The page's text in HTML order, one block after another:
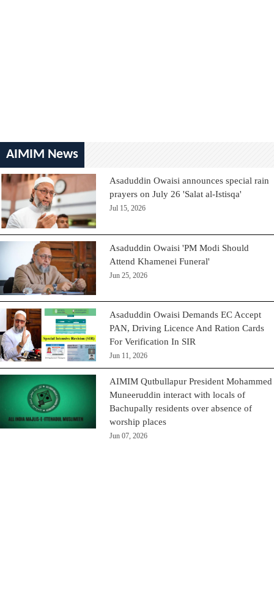
AIMIM News
Asaduddin Owaisi announces special rain
prayers on July 26 'Salat al-Istisqa'
Jul 15, 2026
Asaduddin Owaisi 'PM Modi Should
Attend Khamenei Funeral'
Jun 25, 2026
Asaduddin Owaisi Demands EC Accept
PAN, Driving Licence And Ration Cards
For Verification In SIR
Jun 11, 2026
AIMIM Qutbullapur President Mohammed
Muneeruddin interact with locals of
Bachupally residents over absence of
worship places
Jun 07, 2026